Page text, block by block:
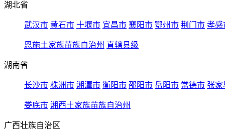
湖北省
武汉市 黄石市 十堰市 宜昌市 襄阳市 鄂州市 荆门市 孝感
恩施土家族苗族自治州 直辖县级
湖南省
长沙市 株洲市 湘潭市 衡阳市 邵阳市 岳阳市 常德市 张家
娄底市 湘西土家族苗族自治州
广西壮族自治区